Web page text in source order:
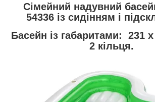
Сімейний надувний
54336 із сидінням і
Басейн із габаритами: 231
2 кільця.